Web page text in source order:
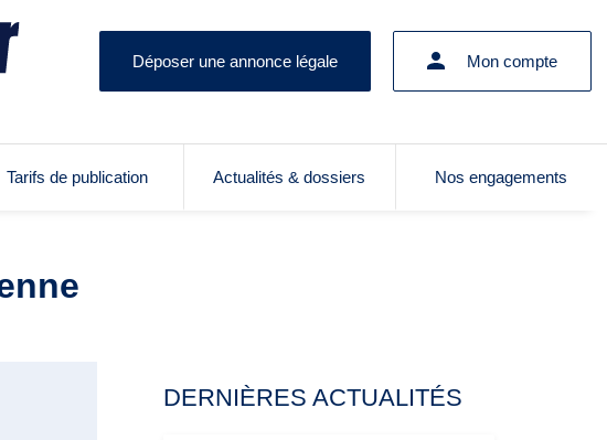
Déposer une annonce légale Mon compte
Tarifs de publication Actualités & dossiers Nos engagements
DERNIÈRES ACTUALITÉS